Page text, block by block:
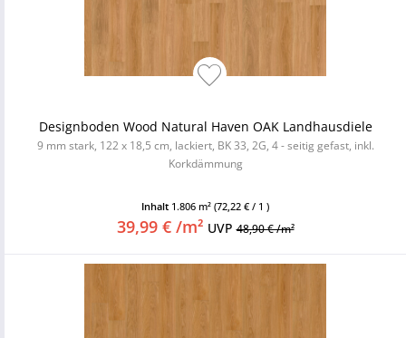
Designboden Wood Natural Haven OAK Landhausdiele
9 mm stark, 122 x 18,5 cm, lackiert, BK 33, 2G, 4 - seitig gefast, inkl.
Korkdämmung
Inhalt 1.806 m² (72,22 € / 1 )
39,99 € /m² UVP48,90 € /m²